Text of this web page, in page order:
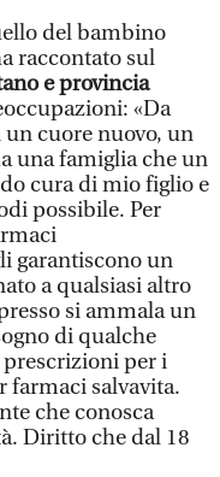
del bambino
raccontato sul
e provincia
«Da
cuore nuovo, un
una famiglia che un
cura di mio figlio e
possibile. Per
garantiscono un
a qualsiasi altro
si ammala un
di qualche
per i
salvavita.
che conosca
Diritto che dal 18